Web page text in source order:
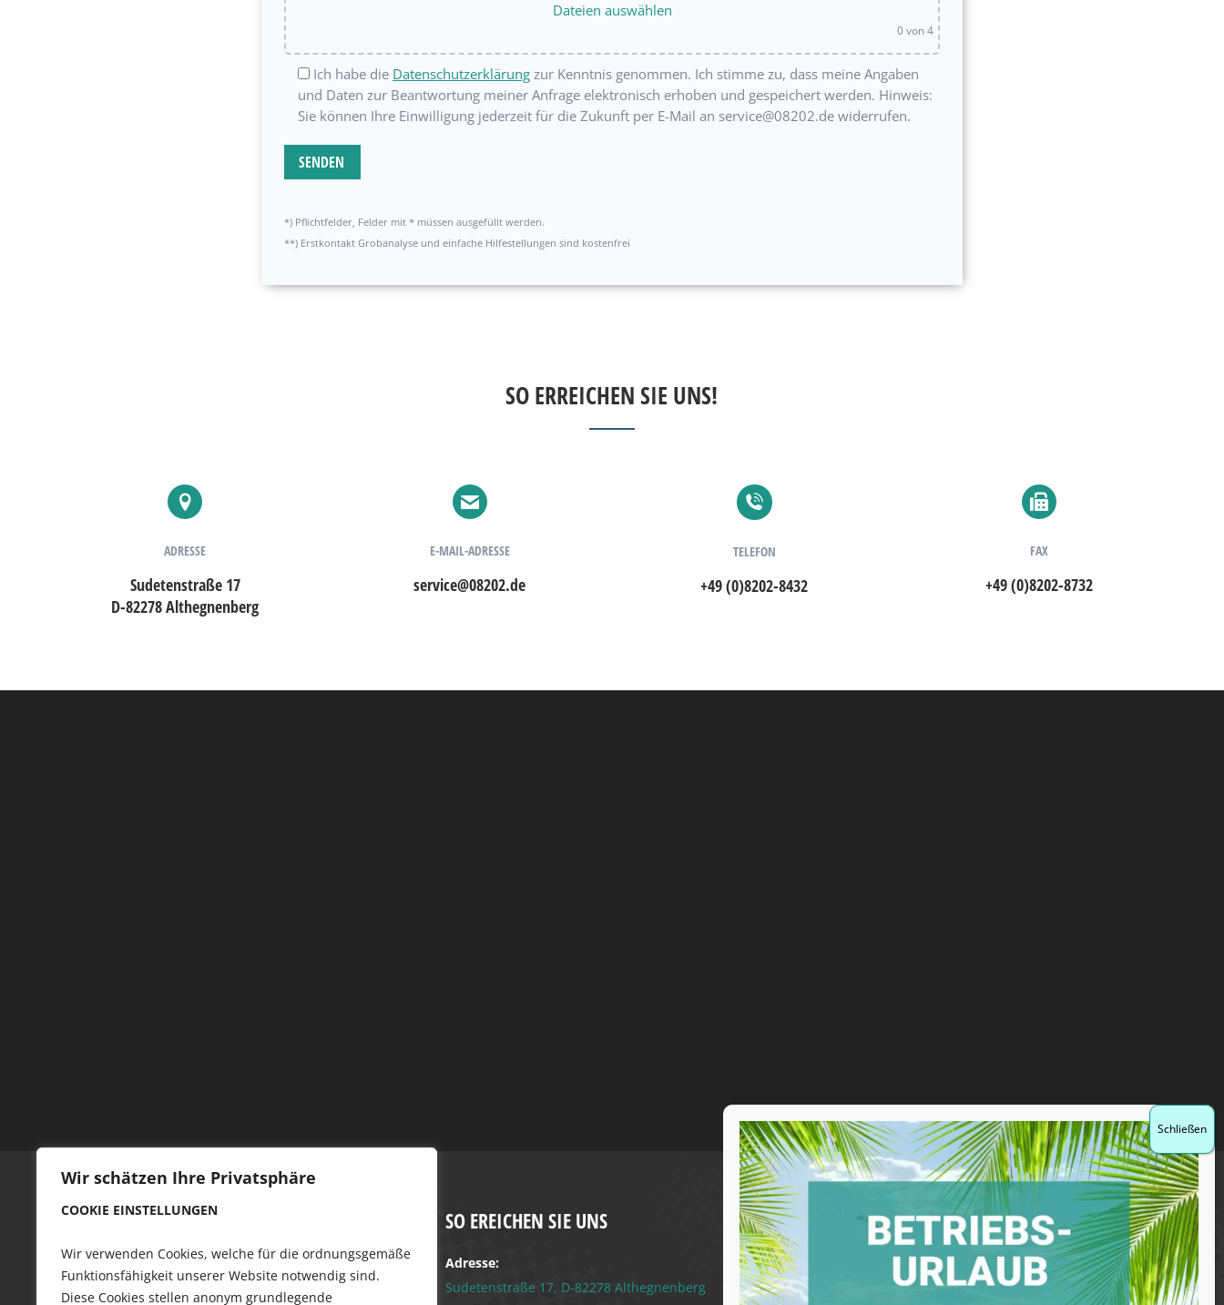
Wir schätzen Ihre Privatsphäre
COOKIE EINSTELLUNGEN
Wir verwenden Cookies, welche für die ordnungsgemäße
Funktionsfähigkeit unserer Website notwendig sind.
Diese Cookies stellen anonym grundlegende
Dateien auswählen
0von 4
Ich habe die Datenschutzerklärung zur Kenntnis genommen. Ich stimme zu, dass meine Angaben
und Daten zur Beantwortung meiner Anfrage elektronisch erhoben und gespeichert werden. Hinweis:
Sie können Ihre Einwilligung jederzeit für die Zukunft per E-Mail an service@08202.de widerrufen.
*) Pflichtfelder, Felder mit * müssen ausgefüllt werden.
**) Erstkontakt Grobanalyse und einfache Hilfestellungen sind kostenfrei
SO ERREICHEN SIE UNS!
ADRESSE
Sudetenstraße 17
D-82278 Althegnenberg
E-MAIL-ADRESSE
service@08202.de
TELEFON
+49 (0)8202-8432
FAX
+49 (0)8202-8732
SO EREICHEN SIE UNS
Adresse:
Sudetenstraße 17, D-82278 Althegnenberg